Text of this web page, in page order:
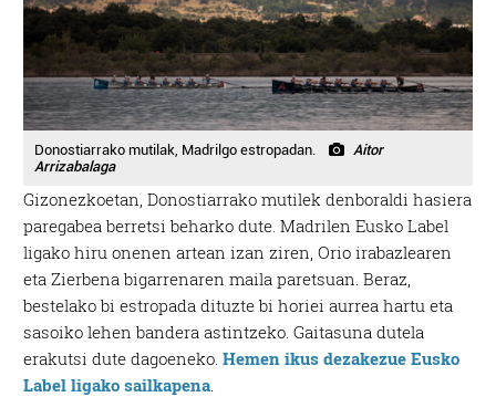
Donostiarrako mutilak, Madrilgo estropadan.
Aitor
Arrizabalaga
Gizonezkoetan, Donostiarrako mutilek denboraldi hasiera
paregabea berretsi beharko dute. Madrilen Eusko Label
ligako hiru onenen artean izan ziren, Orio irabazlearen
eta Zierbena bigarrenaren maila paretsuan. Beraz,
bestelako bi estropada dituzte bi horiei aurrea hartu eta
sasoiko lehen bandera astintzeko. Gaitasuna dutela
erakutsi dute dagoeneko.Hemen ikus dezakezue Eusko
Label ligako sailkapena